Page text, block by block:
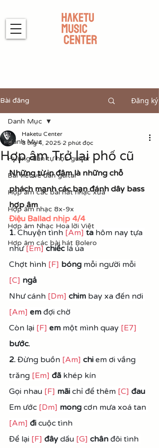
Bài đăng Đăng ký
Danh Mục
Hướng dẫn tự học guitar
Bài viết về đàn guitar
Hợp âm các bài hát nhạc xưa
Hợp âm nhạc 8x-9x
Hợp âm Nhạc Hoa lời Việt
Hợp âm các bài hát Bolero
Danh Mục
Hợp âm Trở lại phố cũ
Haketu Center
8 thg 4, 2025 2 phút đọc
Những từ in đậm là những chỗ
phách mạnh các bạn đánh dây bass
hợp âm
Điệu Ballad nhịp 4/4
1. Chuyện tình [Am] ta hôm nay tựa
như [Em] chiếc lá úa
Chợt hình [F] bóng mỗi người mỗi
[C] ngả
Như cánh [Dm] chim bay xa đến nơi
[Am] em đợi chờ
Còn lại [F] em một mình quay [E7]
bước.
2. Ðừng buồn [Am] chi em ơi vầng
trăng [Em] đã khép kín
Gọi nhau [F] mãi chỉ để thêm [C] đau
Em ước [Dm] mong cơn mưa xoá tan
[Am] đi cuộc tình
Ðể lại [F] đây dấu [G] chân đôi tình